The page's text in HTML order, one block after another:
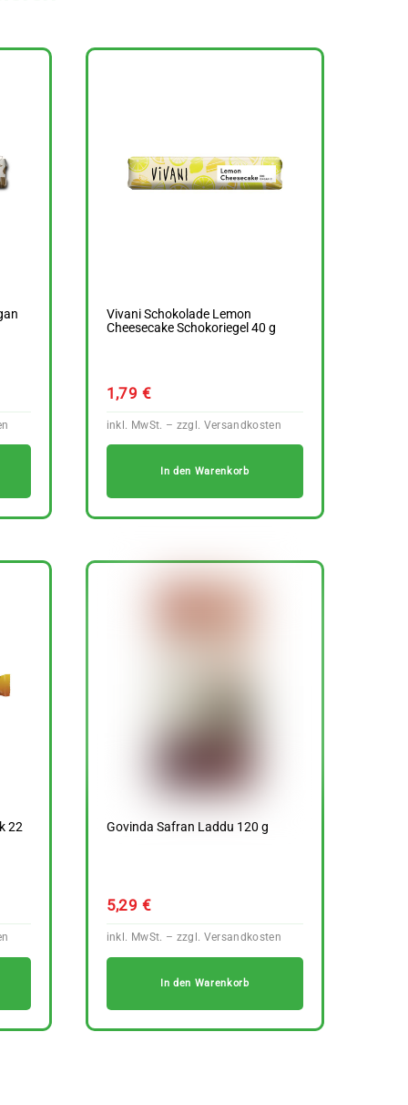
Vivani Schokolade Lemon
Cheesecake Schokoriegel 40 g
1,79 €
In den Warenkorb
22
Govinda Safran Laddu 120 g
5,29 €
In den Warenkorb